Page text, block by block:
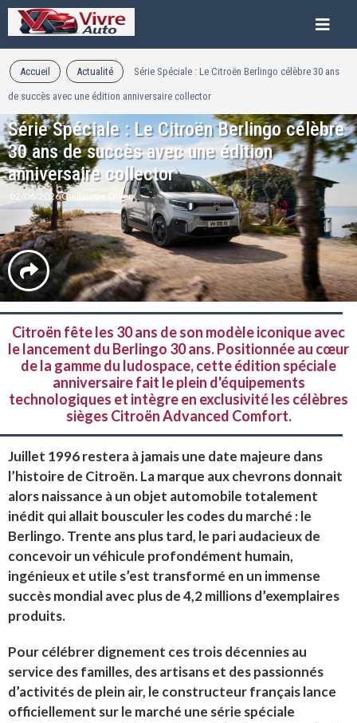
Accueil Actualité Série Spéciale : Le Citroën Berlingo célèbre 30 ans
de succès avec une édition anniversaire collector
Série Spéciale : Le Citroën Berlingo célèbre
30 ans de succès avec une édition
anniversaire collector
02/06/2026Guillaume Ollier
Citroën fête les 30 ans de son modèle iconique avec
le lancement du Berlingo 30 ans. Positionnée au cœur
de la gamme du ludospace, cette édition spéciale
anniversaire fait le plein d'équipements
technologiques et intègre en exclusivité les célèbres
sièges Citroën Advanced Comfort.
Juillet 1996 restera à jamais une date majeure dans
l’histoire de Citroën. La marque aux chevrons donnait
alors naissance à un objet automobile totalement
inédit qui allait bousculer les codes du marché : le
Berlingo. Trente ans plus tard, le pari audacieux de
concevoir un véhicule profondément humain,
ingénieux et utile s’est transformé en un immense
succès mondial avec plus de 4,2 millions d’exemplaires
produits.
Pour célébrer dignement ces trois décennies au
service des familles, des artisans et des passionnés
d’activités de plein air, le constructeur français lance
officiellement sur le marché une série spéciale